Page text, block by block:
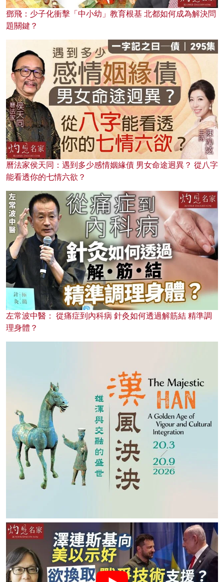
鄧飛：少子化衝擊「中小幼」教育根基 北都如何成為解決問
題關鍵？
曆法家侯天同：遇到多少感情姻緣債 男女命途迥異？ 從八字
能看透你的七情六欲？
左常波中醫： 從痛症到內科病 針灸如何透過解筋結 精準調
理身體？